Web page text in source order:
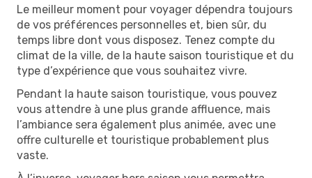
Le meilleur moment pour voyager dépendra toujours
de vos préférences personnelles et, bien sûr, du
temps libre dont vous disposez. Tenez compte du
climat de la ville, de la haute saison touristique et du
type d’expérience que vous souhaitez vivre.
Pendant la haute saison touristique, vous pouvez
vous attendre à une plus grande affluence, mais
l’ambiance sera également plus animée, avec une
offre culturelle et touristique probablement plus
vaste.